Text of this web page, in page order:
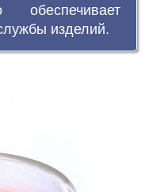
обеспечивает
изделий.